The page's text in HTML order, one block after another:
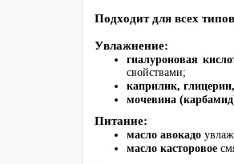
Подходит для всех
Увлажнение:
гиалуроновая
свойствами;
каприлик,
мочевина
Питание:
масло авокадо
масло касторовое